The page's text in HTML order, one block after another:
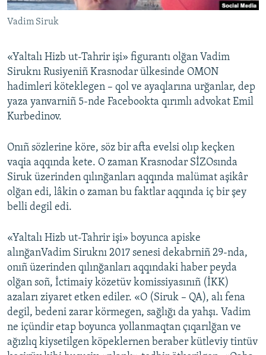
QOŞULIÑIZ!
RFE/RS bütün saytları
Vadim Siruk
«Yaltalı Hizb ut-Tahrir işi» figurantı olğan Vadim
Siruknı Rusiyeniñ Krasnodar ülkesinde OMON
hadimleri köteklegen – qol ve ayaqlarına urğanlar, dep
yaza yanvarniñ 5-nde Facebookta qırımlı advokat Emil
Kurbedinov.
Onıñ sözlerine köre, söz bir afta evelsi olıp keçken
vaqia aqqında kete. O zaman Krasnodar SİZOsında
Siruk üzerinden qılınğanları aqqında malümat aşikâr
olğan edi, lâkin o zaman bu faktlar aqqında iç bir şey
belli degil edi.
«Yaltalı Hizb ut-Tahrir işi» boyunca apiske
alınğanVadim Siruknı 2017 senesi dekabrniñ 29-nda,
onıñ üzerinden qılınğanları aqqındaki haber peyda
olğan soñ, İctimaiy közetüv komissiyasınıñ (İKK)
azaları ziyaret etken ediler. «O (Siruk – QA), alı fena
degil, bedeni zarar körmegen, sağlığı da yahşı. Vadim
ne içündir etap boyunca yollanmaqtan çıqarılğan ve
ağızlıq kiysetilgen köpeklernen beraber kütleviy tintüv